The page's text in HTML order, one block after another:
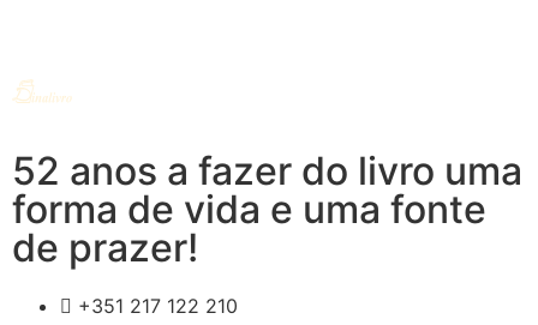
52 anos a fazer do livro uma
forma de vida e uma fonte
de prazer!
+351 217 122 210